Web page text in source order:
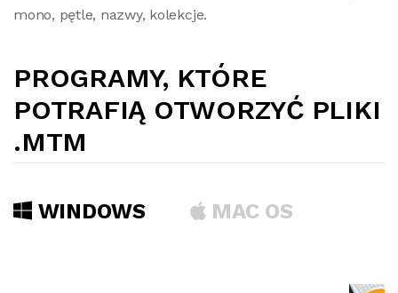
mono, pętle, nazwy, kolekcje.
PROGRAMY, KTÓRE
POTRAFIĄ OTWORZYĆ PLIKI
.MTM
WINDOWS MAC OS